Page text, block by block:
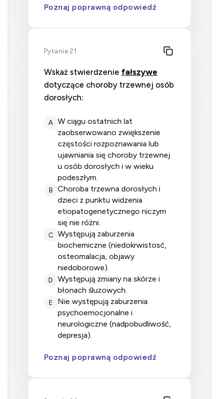
Poznaj poprawną odpowiedź
Pytanie 21
Wskaż stwierdzenie fałszywe
dotyczące choroby trzewnej osób
dorosłych:
A
w ciągu ostatnich lat
zaobserwowano zwiększenie
częstości rozpoznawania lub
ujawniania się choroby trzewnej
u osób dorosłych i w wieku
podeszłym.
B
choroba trzewna dorosłych i
dzieci z punktu widzenia
etiopatogenetycznego niczym
się nie różni.
C występują zaburzenia
biochemiczne (niedokrwistosć,
osteomalacja, objawy
niedoborowe).
D
występują zmiany na skórze i
błonach śluzowych.
E
nie występują zaburzenia
psychoemocjonalne i
neurologiczne (nadpobudliwość,
depresja).
Poznaj poprawną odpowiedź